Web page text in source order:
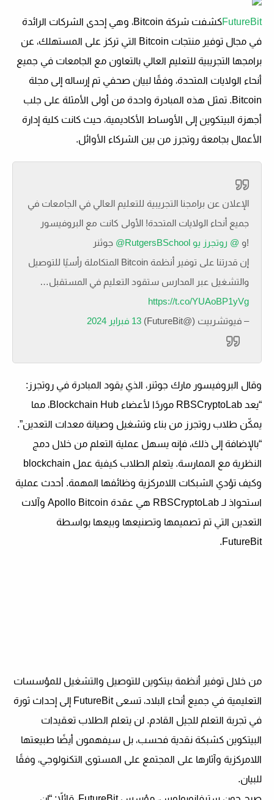
FutureBit
كشفت شركة Bitcoin، وهي إحدى الشركات الرائدة
في مجال توفير منتجات Bitcoin التي تركز على المستهلك، عن
برامجها التجريبية للتعليم العالي بالتعاون مع الجامعات في جميع
أنحاء الولايات المتحدة، وفقًا لبيان صحفي تم إرساله إلى مجلة
Bitcoin. تمثل هذه المبادرة واحدة من أولى الأمثلة على جلب
أجهزة البيتكوين إلى الأوساط الأكاديمية، حيث كانت كلية إدارة
الأعمال بجامعة روتجرز من بين الشركاء الأوائل.
الإعلان عن برامجنا التجريبية للتعليم العالي في الجامعات في
جميع أنحاء الولايات المتحدة! الأولى كانت مع البروفيسور
@RutgersBSchool و @ روتجرز يو
!
إن قدرتنا على توفير أنظمة Bitcoin المتكاملة رأسيًا للتوصيل
والتشغيل عبر المدارس ستقود التعليم في المستقبل…
https://t.co/YUAoBP1yVg
– فيوتشربيت (@FutureBit)
13 فبراير 2024
وقال البروفيسور مارك جوثنر، الذي يقود المبادرة في روتجرز:
“يعد RBSCryptoLab موردًا لأعضاء Blockchain Hub، مما
يمكّن طلاب روتجرز من بناء وتشغيل وصيانة معدات التعدين”.
“بالإضافة إلى ذلك، فإنه يسهل عملية التعلم من خلال دمج
النظرية مع الممارسة. يتعلم الطلاب كيفية عمل blockchain
وكيف تؤدي الشبكات اللامركزية وظائفها المهمة. أحدث عملية
استحواذ لـ RBSCryptoLab هي عقدة Apollo Bitcoin وآلات
التعدين التي تم تصميمها وتصنيعها وبيعها بواسطة
FutureBit.
من خلال توفير أنظمة بيتكوين للتوصيل والتشغيل للمؤسسات
التعليمية في جميع أنحاء البلاد، تسعى FutureBit إلى إحداث ثورة
في تجربة التعلم للجيل القادم. لن يتعلم الطلاب تعقيدات
البيتكوين كشبكة نقدية فحسب، بل سيفهمون أيضًا طبيعتها
اللامركزية وآثارها على المجتمع على المستوى التكنولوجي، وفقًا
للبيان.